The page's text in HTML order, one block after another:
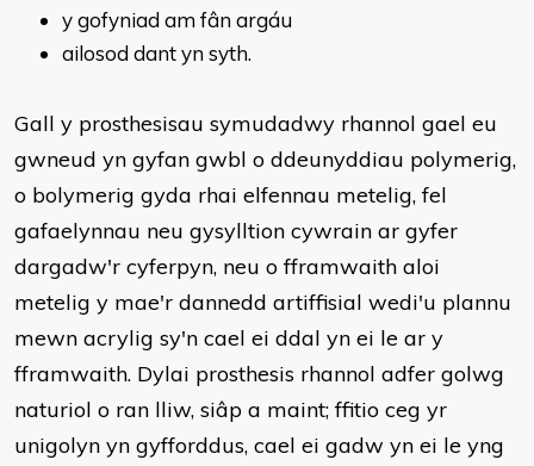
y gofyniad am fân argáu
ailosod dant yn syth.
Gall y prosthesisau symudadwy rhannol gael eu
gwneud yn gyfan gwbl o ddeunyddiau polymerig,
o bolymerig gyda rhai elfennau metelig, fel
gafaelynnau neu gysylltion cywrain ar gyfer
dargadw'r cyferpyn, neu o fframwaith aloi
metelig y mae'r dannedd artiffisial wedi'u plannu
mewn acrylig sy'n cael ei ddal yn ei le ar y
fframwaith. Dylai prosthesis rhannol adfer golwg
naturiol o ran lliw, siâp a maint; ffitio ceg yr
unigolyn yn gyfforddus, cael ei gadw yn ei le yng